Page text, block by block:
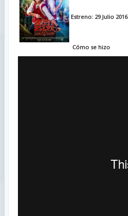
Estreno: 29 Julio 2016
Cómo se hizo